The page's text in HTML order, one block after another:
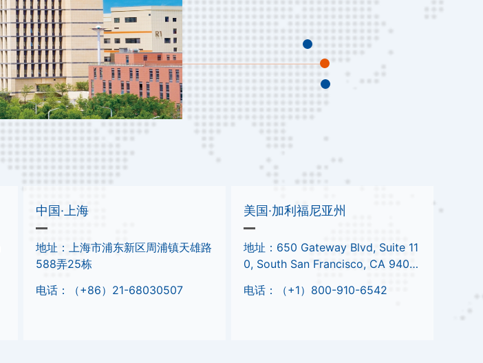
中国·上海
地址：上海市浦东新区周浦镇天雄路
588弄25栋
电话：（+86）21-68030507
美国·加利福尼亚州
地址：650 Gateway Blvd, Suite 11
0, South San Francisco, CA 9408
电话：（+1）800-910-6542